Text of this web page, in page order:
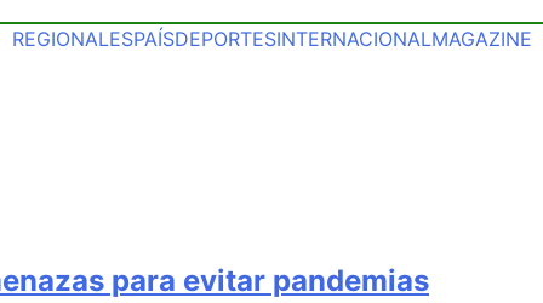
REGIONALESPAÍSDEPORTESINTERNACIONALMAGAZINE
para evitar pandemias